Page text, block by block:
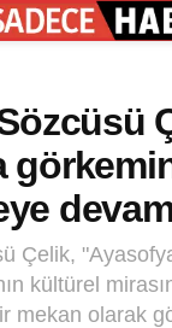
Çelik,
kültürel
mekan olarak